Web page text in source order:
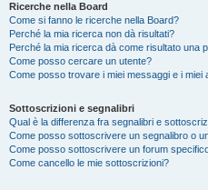
Ricerche nella Board
Come si fanno le ricerche nella Board?
Perché la mia ricerca non dà risultati?
Perché la mia ricerca dà come risultato una
Come posso cercare un utente?
Come posso trovare i miei messaggi e i miei
Sottoscrizioni e segnalibri
Qual è la differenza fra segnalibri e
Come posso sottoscrivere un segnalibro o
Come posso sottoscrivere un forum
Come cancello le mie sottoscrizioni?